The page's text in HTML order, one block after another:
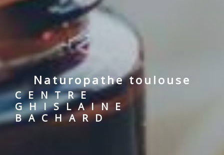
naturopathe toulouse
CENTRE
GHISLAINE
BACHARD